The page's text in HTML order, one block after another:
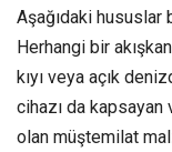
Aşağıdaki hususlar
Herhangi bir
kıyı veya açık
cihazı da kapsayan
olan müştemilat